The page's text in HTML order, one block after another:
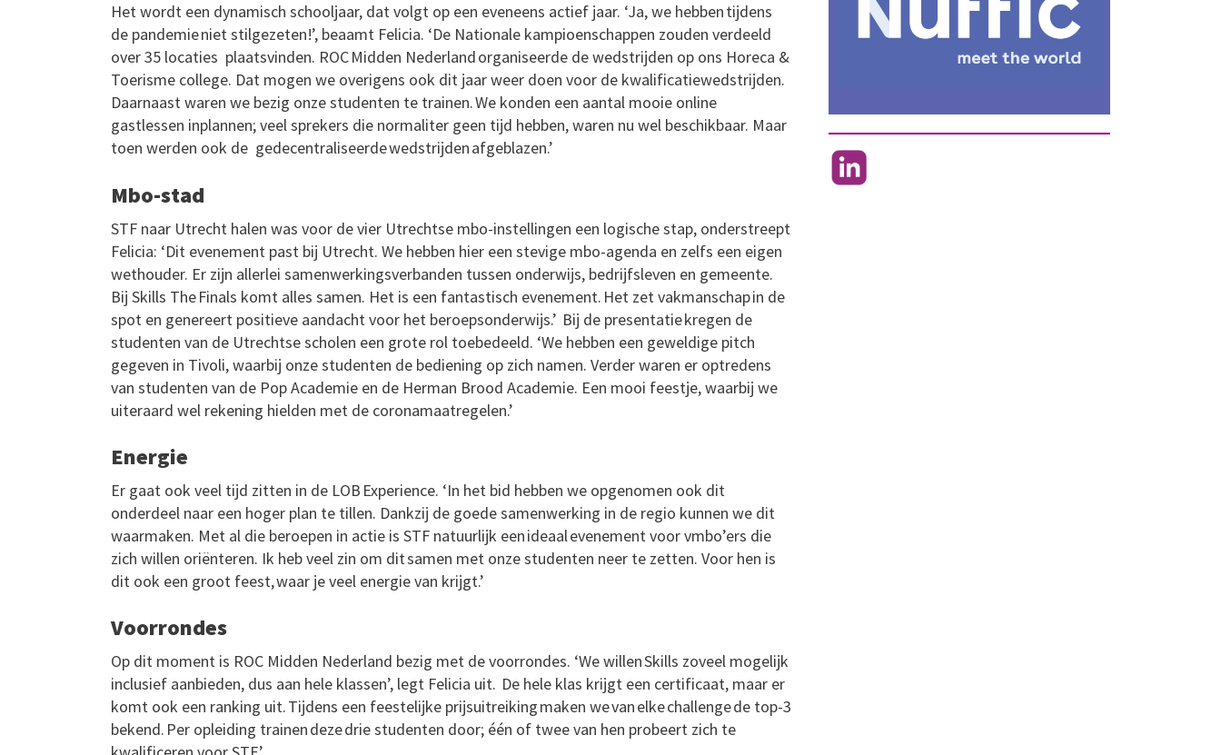
Het wordt een dynamisch schooljaar, dat volgt op een eveneens actief jaar. ‘Ja, we hebben tijdens
de pandemie niet stilgezeten!’, beaamt Felicia. ‘De Nationale kampioenschappen zouden verdeeld
over 35 locaties plaatsvinden. ROC Midden Nederland organiseerde de wedstrijden op ons Horeca &
Toerisme college. Dat mogen we overigens ook dit jaar weer doen voor de kwalificatiewedstrijden.
Daarnaast waren we bezig onze studenten te trainen. We konden een aantal mooie online
gastlessen inplannen; veel sprekers die normaliter geen tijd hebben, waren nu wel beschikbaar. Maar
toen werden ook de gedecentraliseerde wedstrijden afgeblazen.’
Mbo-stad
STF naar Utrecht halen was voor de vier Utrechtse mbo-instellingen een logische stap, onderstreept
Felicia: ‘Dit evenement past bij Utrecht. We hebben hier een stevige mbo-agenda en zelfs een eigen
wethouder. Er zijn allerlei samenwerkingsverbanden tussen onderwijs, bedrijfsleven en gemeente.
Bij Skills The Finals komt alles samen. Het is een fantastisch evenement. Het zet vakmanschap in de
spot en genereert positieve aandacht voor het beroepsonderwijs.’ Bij de presentatie kregen de
studenten van de Utrechtse scholen een grote rol toebedeeld. ‘We hebben een geweldige pitch
gegeven in Tivoli, waarbij onze studenten de bediening op zich namen. Verder waren er optredens
van studenten van de Pop Academie en de Herman Brood Academie. Een mooi feestje, waarbij we
uiteraard wel rekening hielden met de coronamaatregelen.’
Energie
Er gaat ook veel tijd zitten in de LOB Experience. ‘In het bid hebben we opgenomen ook dit
onderdeel naar een hoger plan te tillen. Dankzij de goede samenwerking in de regio kunnen we dit
waarmaken. Met al die beroepen in actie is STF natuurlijk een ideaal evenement voor vmbo’ers die
zich willen oriënteren. Ik heb veel zin om dit samen met onze studenten neer te zetten. Voor hen is
dit ook een groot feest, waar je veel energie van krijgt.’
Voorrondes
Op dit moment is ROC Midden Nederland bezig met de voorrondes. ‘We willen Skills zoveel mogelijk
inclusief aanbieden, dus aan hele klassen’, legt Felicia uit. De hele klas krijgt een certificaat, maar er
komt ook een ranking uit. Tijdens een feestelijke prijsuitreiking maken we van elke challenge de top-3
bekend. Per opleiding trainen deze drie studenten door; één of twee van hen probeert zich te